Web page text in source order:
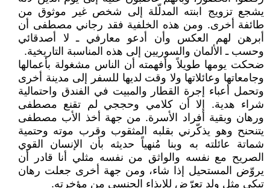
يشجع تزويج ابنته المدلّلة إلى شخص غير موثوق من
طائفة أخرى. ومن هذه الخلفية فقد رجاني مصطفى أن
أبرهن لهم العكس وأن أدعو معارفي ـ لا أصدقائي
وحسب ـ الألمان والسوريين إلى هذه المناسبة التاريخية.
ضحكت يومها طويلاً وأفهمته أن الناس مشغولة بأعمالها
وجامعاتها وعائلاتها ولا وقت لديها للسفر إلى مدينة أخرى
وتحمل أعباء إجرة القطار والمبيت في الفندق واحتمالية
شراء هدية. إلا أن كلامي وحججي لم تقنع مصطفى
ورهان وبقية أفراد الأسرة. من جهة أخذ الأب مصطفى
يتنحنح وهو يذكّرني بقلبه المثقوب وقرب موته وحتمية
شماتة عائلته به وبنا مُنهياً حديثه بأن الإنسان القوي
الصريح مع نفسه والواثق من نفسه مثلي أنا قادر أن
يروّض المستحيل إذا شاء، ومن جهة أخرى جعلت رهان
تبكي مثل ولد تعرّض للإيذاء الجنسي من مؤخرته.